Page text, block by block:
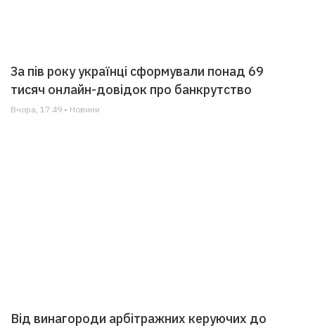
За пів року українці сформували понад 69
тисяч онлайн-довідок про банкрутство
Вчора, 17:49 • Новини
Від винагороди арбітражних керуючих до